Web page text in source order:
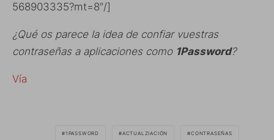
568903335?mt=8″/]
¿Qué os parece la idea de confiar vuestras
contraseñas a aplicaciones como 1Password?
Vía
1PASSWORD ACTUALZIACIÓN CONTRASEÑAS